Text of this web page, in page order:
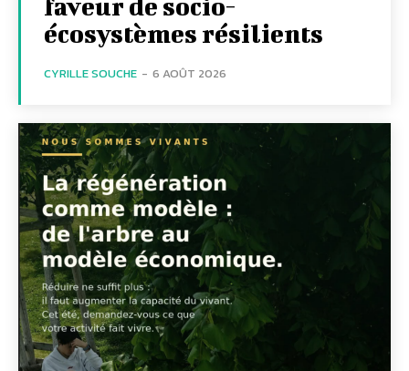
faveur de socio-
écosystèmes résilients
CYRILLE SOUCHE - 6 AOÛT 2026